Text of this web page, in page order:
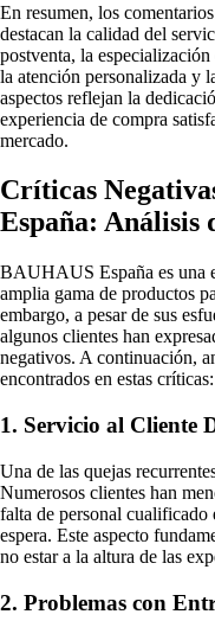
En resumen, los
destacan la calidad del
postventa, la
la atención personalizada y
aspectos reflejan la
experiencia de compra
mercado.
Críticas
España: Análisis
BAUHAUS España es una
amplia gama de productos
embargo, a pesar de sus
algunos clientes han
negativos. A continuación,
encontrados en estas críticas:
1. Servicio al Cliente
Una de las quejas
Numerosos clientes han
falta de personal cualificado
espera. Este aspecto
no estar a la altura de las
2. Problemas con